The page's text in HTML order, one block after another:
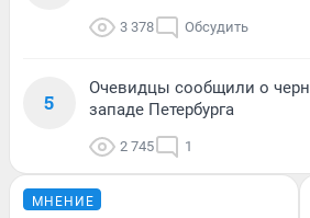
3 378 Обсудить
5
Очевидцы сообщили о
западе Петербурга
2 745 1
МНЕНИЕ